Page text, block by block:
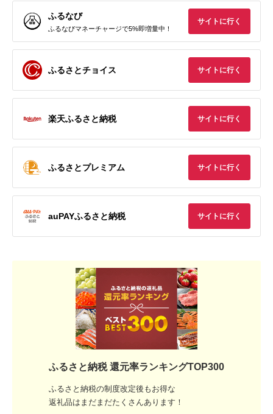
ふるなび
ふるなびマネーチャージで5%即増量中！
サイトに行く
ふるさとチョイス サイトに行く
楽天ふるさと納税 サイトに行く
ふるさとプレミアム サイトに行く
auPAYふるさと納税 サイトに行く
ふるさと納税 還元率ランキングTOP300
ふるさと納税の制度改定後もお得な
返礼品はまだまだたくさんあります！